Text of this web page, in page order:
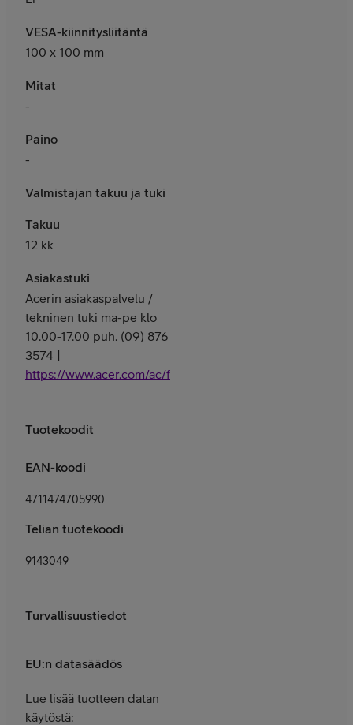
VESA-kiinnitysliitäntä
100 x 100 mm
Mitat
-
Paino
-
Valmistajan takuu ja tuki
Takuu
12 kk
Asiakastuki
Acerin asiakaspalvelu /
tekninen tuki ma-pe klo
10.00-17.00 puh. (09) 876
3574 |
https://www.acer.com/ac/fi/FI/content/support
Tuotekoodit
EAN-koodi
4711474705990
Telian tuotekoodi
9143049
Turvallisuustiedot
EU:n datasäädös
Lue lisää tuotteen datan
käytöstä: